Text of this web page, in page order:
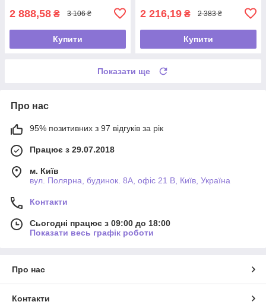
2 888,58 ₴ 3 106 ₴
Купити
2 216,19 ₴ 2 383 ₴
Купити
Показати ще
Про нас
95% позитивних з 97 відгуків за рік
Працює з 29.07.2018
м. Київ
вул. Полярна, будинок. 8А, офіс 21 В, Київ, Україна
Контакти
Сьогодні працює з 09:00 до 18:00
Показати весь графік роботи
Про нас
Контакти